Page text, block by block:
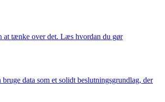
at tænke over det. Læs hvordan du gør
data som et solidt beslutningsgrundlag, der